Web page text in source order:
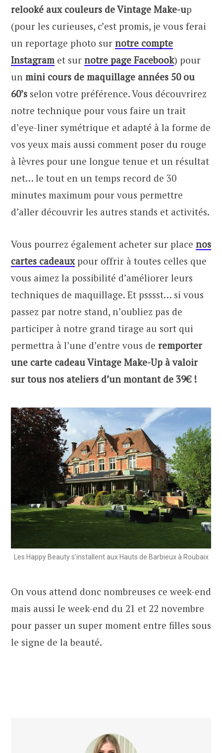
relooké aux couleurs de Vintage Make-up
(pour les curieuses, c’est promis, je vous ferai
un reportage photo sur notre compte
Instagram et sur notre page Facebook) pour
un mini cours de maquillage années 50 ou
60’s selon votre préférence. Vous découvrirez
notre technique pour vous faire un trait
d’eye-liner symétrique et adapté à la forme de
vos yeux mais aussi comment poser du rouge
à lèvres pour une longue tenue et un résultat
net… le tout en un temps record de 30
minutes maximum pour vous permettre
d’aller découvrir les autres stands et activités.
Vous pourrez également acheter sur place nos
cartes cadeauxpour offrir à toutes celles que
vous aimez la possibilité d’améliorer leurs
techniques de maquillage. Et psssst… si vous
passez par notre stand, n’oubliez pas de
participer à notre grand tirage au sort qui
permettra à l’une d’entre vous de remporter
une carte cadeau Vintage Make-Up à valoir
sur tous nos ateliers d’un montant de 39€ !
Les Happy Beauty s’installent aux Hauts de Barbieux à Roubaix
On vous attend donc nombreuses ce week-end
mais aussi le week-end du 21 et 22 novembre
pour passer un super moment entre filles sous
le signe de la beauté.